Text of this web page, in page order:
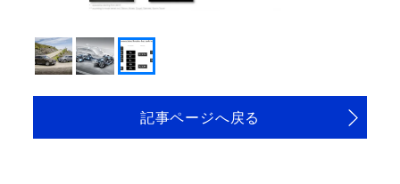
記事ページへ戻る